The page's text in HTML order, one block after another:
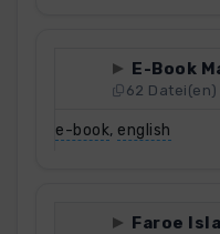
E-Book
62 Datei(en)
e-book, english
Faroe